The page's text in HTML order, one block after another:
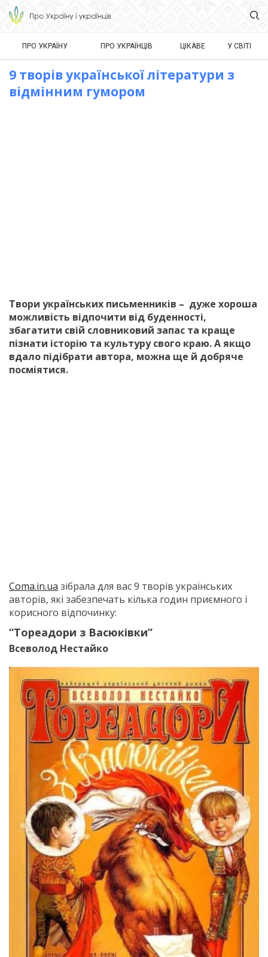
ПРО УКРАЇНУ ПРО УКРАЇНЦІВ ЦІКАВЕ У СВІТІ
9 творів української літератури з
відмінним гумором
Твори українських письменників – дуже хороша
можливість відпочити від буденності,
збагатити свій словниковий запас та краще
пізнати історію та культуру свого краю. А якщо
вдало підібрати автора, можна ще й добряче
посміятися.
Сoma.in.ua зібрала для вас 9 творів українських
авторів, які забезпечать кілька годин приємного і
корисного відпочинку:
“Тореадори з Васюківки”
Всеволод Нестайко